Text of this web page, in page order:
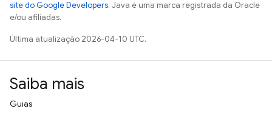
site do Google Developers. Java é uma marca registrada da Oracle
e/ou afiliadas.
Última atualização 2026-04-10 UTC.
Saiba mais
Guias